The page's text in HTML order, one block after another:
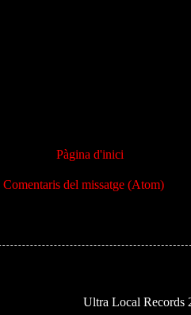
Pàgina d'inici
Comentaris del missatge (Atom)
Ultra Local Records